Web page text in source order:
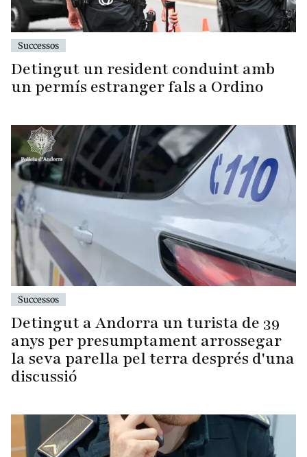
Successos
Detingut un resident conduint amb
un permís estranger fals a Ordino
Successos
Detingut a Andorra un turista de 39
anys per presumptament arrossegar
la seva parella pel terra després d'una
discussió